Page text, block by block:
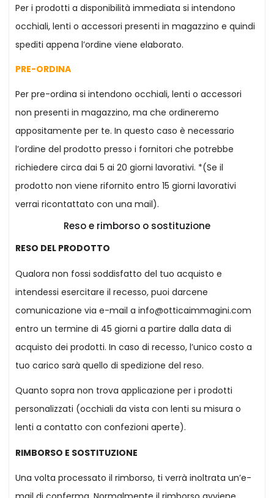
Per i prodotti a disponibilità immediata si intendono
occhiali, lenti o accessori presenti in magazzino e quindi
spediti appena l’ordine viene elaborato.
PRE-ORDINA
Per pre-ordina si intendono occhiali, lenti o accessori
non presenti in magazzino, ma che ordineremo
appositamente per te. In questo caso è necessario
l’ordine del prodotto presso i fornitori che potrebbe
richiedere circa dai 5 ai 20 giorni lavorativi. *(Se il
prodotto non viene rifornito entro 15 giorni lavorativi
verrai ricontattato con una mail).
Reso e rimborso o sostituzione
RESO DEL PRODOTTO
Qualora non fossi soddisfatto del tuo acquisto e
intendessi esercitare il recesso, puoi darcene
comunicazione via e-mail ainfo@otticaimmagini.com
entro un termine di 45 giorni a partire dalla data di
acquisto dei prodotti. In caso di recesso,l’unico costo a
tuo carico sarà quello di spedizione del reso.
Quanto sopra non trova applicazione per i prodotti
personalizzati (occhiali da vista con lenti su misura o
lenti a contatto con confezioni aperte).
RIMBORSO E SOSTITUZIONE
Una volta processato il rimborso, ti verrà inoltrata un’e-